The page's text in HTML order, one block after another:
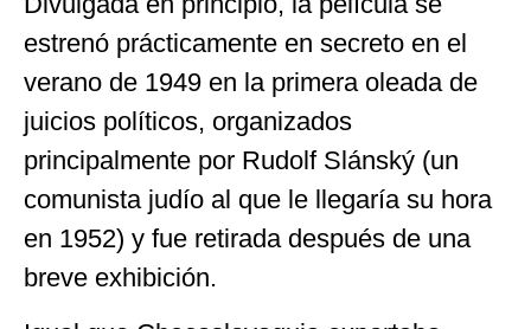
estrenó prácticamente en secreto en el
verano de 1949 en la primera oleada de
juicios políticos, organizados
principalmente por Rudolf Slánský (un
comunista judío al que le llegaría su hora
en 1952) y fue retirada después de una
breve exhibición.